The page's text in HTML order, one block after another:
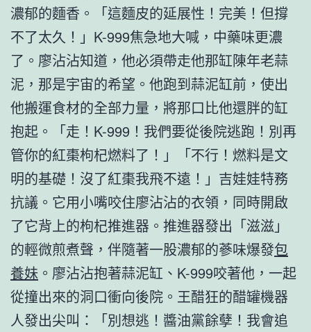
濃郁的麵香。「這麵皮的延展性！完美！但撐
不了太久！」K-999焦急地大喊，中藥味更濃
了。廖沾沾知道，他必須帶走他那缸陳年老蒜
泥，那是宇宙的希望。他跑到蒜泥缸前，使出
他搬運食材的全部力量，將那口比他還胖的缸
抱起。「走！K-999！我們要從後院逃跑！別再
管你的紅棗枸杞燃料了！」「不行！燃料是文
明的基礎！沒了紅棗我飛不遠！」吉娃娃特務
抗議。它用小嘴咬住廖沾沾的衣領，同時開啟
了它背上的枸杞推進器。推進器發出「滋滋」
的輕微煎煮聲，伴隨著一股濃郁的蔘味爆發包
養妹 。廖沾沾抱著蒜泥缸、K-999咬著他，一起
從撞出來的洞口衝向後院。王醋狂的醋罐機器
人發出尖叫：「別想逃！醬油黨餘孽！我會追